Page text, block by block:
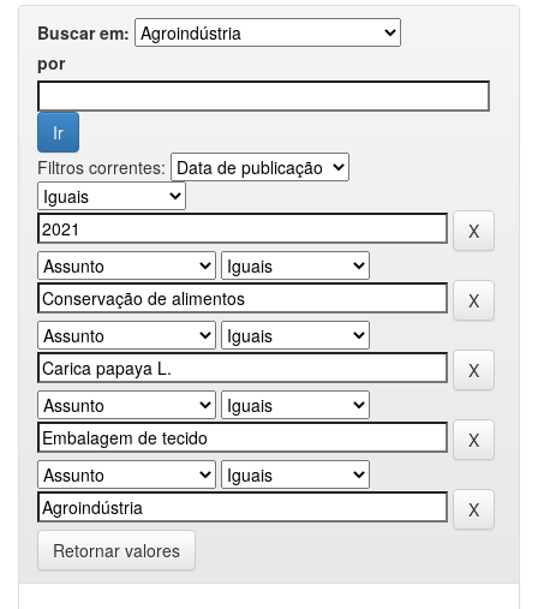
Buscar em:
por
Filtros correntes:
Retornar valores